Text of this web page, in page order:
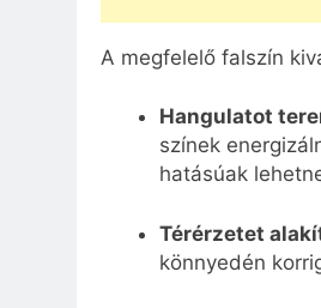
A megfelelő falszín
Hangulatot
színek
hatásúak
Térérzetet
könnyedén